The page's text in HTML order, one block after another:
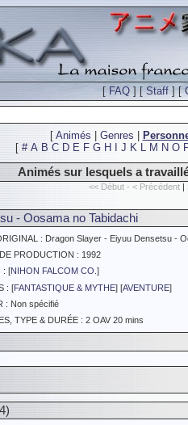
[FAQ ] [Staff ] [
[ Animés Genres
[ # A B C D E F G H J K L M N O
Animés sur lesquels a
<< Début - < Précédent |
- Oosama no Tabidachi
: Dragon Slayer - Eiyuu Densetsu -
PRODUCTION : 1992
: [NIHON FALCOM CO. ]
: [FANTASTIQUE & MYTHE] [AVENTURE]
: Non spécifié
TYPE & DURÉE : 2 OAV 20 mins